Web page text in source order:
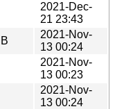
2021-Dec-
21 23:43
2021-Nov-
13 00:24
2021-Nov-
13 00:23
2021-Nov-
13 00:24